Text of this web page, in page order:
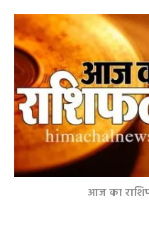
आज का